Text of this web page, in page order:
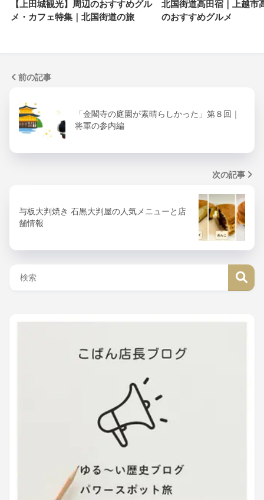
【上田城観光】周辺のおすすめグル
メ・カフェ特集｜北国街道の旅
北国街道高田宿｜上越市
のおすすめグルメ
前の記事
「金閣寺の庭園が素晴らしかった」第８回｜
将軍の参内編
次の記事
与板大判焼き 石黒大判屋の人気メニューと店
舗情報